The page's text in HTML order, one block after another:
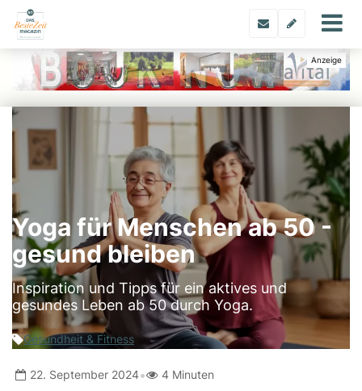
Yoga für Menschen ab 50 -
gesund bleiben
Inspiration und Tipps für ein aktives und
gesundes Leben ab 50 durch Yoga.
Gesundheit & Fitness
22. September 2024• 4 Minuten